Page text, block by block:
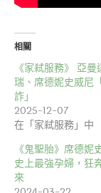
相關
《家弒服務》 亞
瑞、席德妮史威尼
詐」
2025-12-07
在「家弒服務」中
《鬼聖胎》席德妮
史上最強孕婦，狂
來